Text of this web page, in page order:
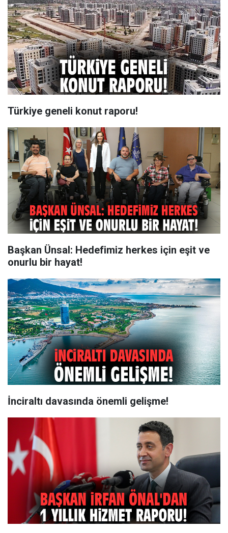
Türkiye geneli konut raporu!
Başkan Ünsal: Hedefimiz herkes için eşit ve
onurlu bir hayat!
İnciraltı davasında önemli gelişme!